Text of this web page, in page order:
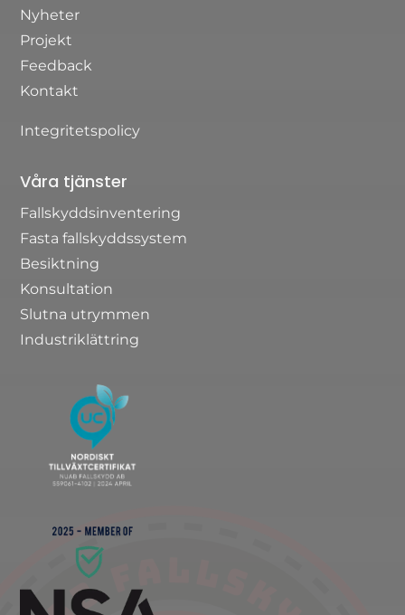
Nyheter
Projekt
Feedback
Kontakt
Integritetspolicy
Våra tjänster
Fallskyddsinventering
Fasta fallskyddssystem
Besiktning
Konsultation
Slutna utrymmen
Industriklättring